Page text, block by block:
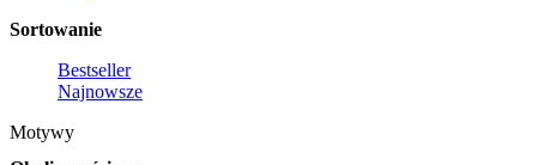
Sortowanie
Bestseller
Najnowsze
Motywy